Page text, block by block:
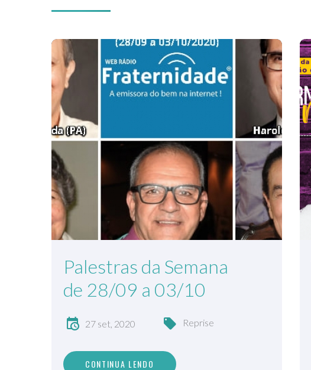
Palestras da Semana
de 28/09 a 03/10
27 set, 2020 Reprise
CONTINUA LENDO